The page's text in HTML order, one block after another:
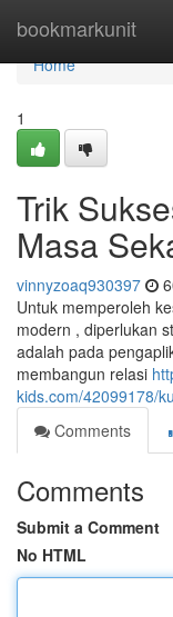
bookmarkunit
Home
Home
1
Trik
Masa
vinnyzoaq930397
Untuk memperoleh
modern , diperlukan
adalah pada
membangun relasi
kids.com/42099178/
Comments
Comments
Submit a Comment
No HTML